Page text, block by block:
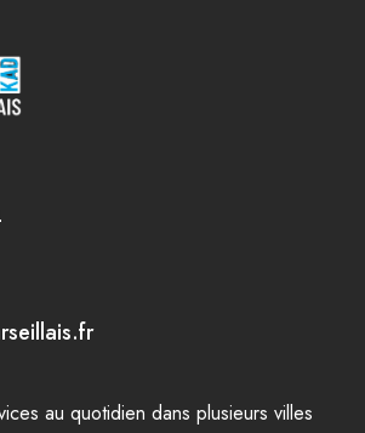
au quotidien dans plusieurs villes